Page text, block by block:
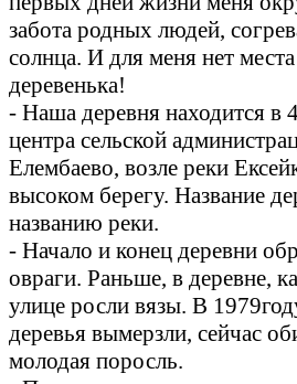
забота родных людей,
солнца. И для меня нет
деревенька!
- Наша деревня находится в
центра сельской
Елембаево, возле реки
высоком берегу. Название
названию реки.
- Начало и конец деревни
овраги. Раньше, в деревне,
улице росли вязы. В
деревья вымерзли, сейчас
молодая поросль.